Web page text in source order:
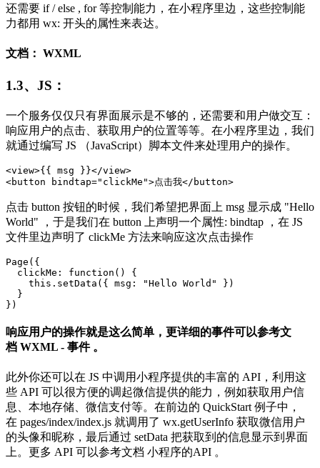
还需要 if / else , for 等控制能力，在小程序里边，这些控制能
力都用 wx: 开头的属性来表达。
文档： WXML
1.3、JS：
一个服务仅仅只有界面展示是不够的，还需要和用户做交互：
响应用户的点击、获取用户的位置等等。在小程序里边，我们
就通过编写 JS （JavaScript）脚本文件来处理用户的操作。
<view>{{ msg }}</view>
<button bindtap="clickMe">点击我</button>
点击 button 按钮的时候，我们希望把界面上 msg 显示成 "Hello
World" ，于是我们在 button 上声明一个属性: bindtap ，在 JS
文件里边声明了 clickMe 方法来响应这次点击操作
Page({
  clickMe: function() {
    this.setData({ msg: "Hello World" })
  }
})
响应用户的操作就是这么简单，更详细的事件可以参考文
档 WXML - 事件 。
此外你还可以在 JS 中调用小程序提供的丰富的 API，利用这
些 API 可以很方便的调起微信提供的能力，例如获取用户信
息、本地存储、微信支付等。在前边的 QuickStart 例子中，
在 pages/index/index.js 就调用了 wx.getUserInfo 获取微信用户
的头像和昵称，最后通过 setData 把获取到的信息显示到界面
上。更多 API 可以参考文档 小程序的API 。